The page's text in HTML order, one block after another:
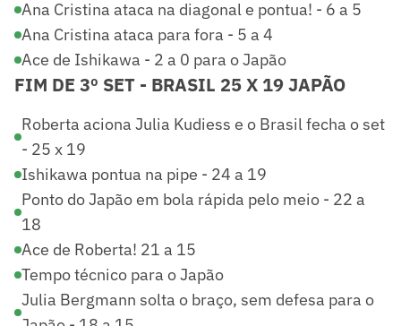
Ana Cristina ataca na diagonal e pontua! - 6 a 5
Ana Cristina ataca para fora - 5 a 4
Ace de Ishikawa - 2 a 0 para o Japão
FIM DE 3º SET - BRASIL 25 X 19 JAPÃO
Roberta aciona Julia Kudiess e o Brasil fecha o set
- 25 x 19
Ishikawa pontua na pipe - 24 a 19
Ponto do Japão em bola rápida pelo meio - 22 a
18
Ace de Roberta! 21 a 15
Tempo técnico para o Japão
Julia Bergmann solta o braço, sem defesa para o